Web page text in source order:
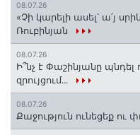
08.07.26
«Չի կարելի ասել՝ ա՛յ
Ռուբինյան
08.07.26
Ի՞նչ է Փաշինյանը պնդել
զրույցում․․․
08.07.26
Քաջություն ունեցեք ու